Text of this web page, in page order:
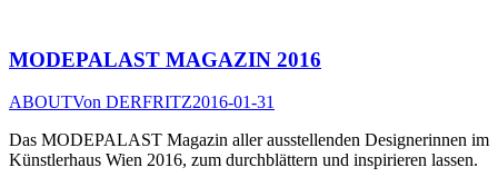
MODEPALAST MAGAZIN 2016
ABOUTVon DERFRITZ2016-01-31
Das MODEPALAST Magazin aller ausstellenden Designerinnen im
Künstlerhaus Wien 2016, zum durchblättern und inspirieren lassen.